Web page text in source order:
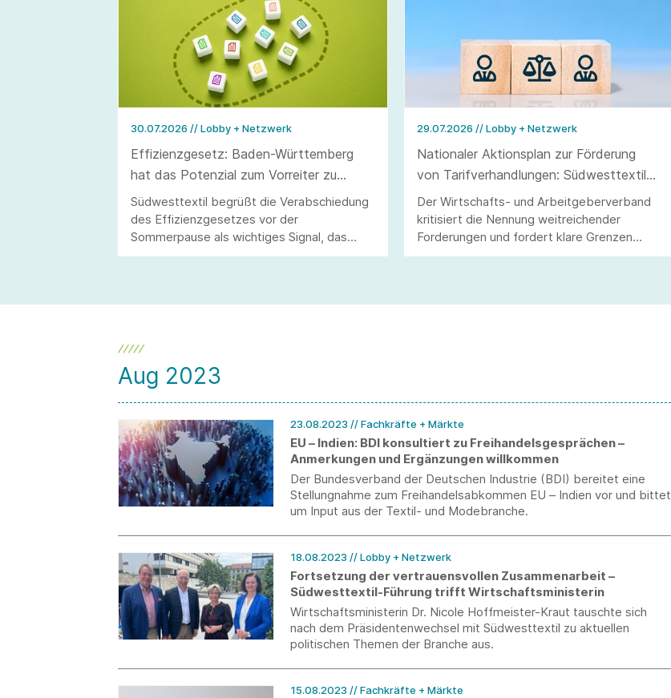
30.07.2026 // Lobby + Netzwerk
Effizienzgesetz: Baden-Württemberg
hat das Potenzial zum Vorreiter zu
werden
Südwesttextil begrüßt die Verabschiedung
des Effizienzgesetzes vor der
Sommerpause als wichtiges Signal, das
allerdings erst durch eine stringente
29.07.2026 // Lobby + Netzwerk
Nationaler Aktionsplan zur Förderung
von Tarifverhandlungen: Südwesttextil
warnt vor Eingriffen in Tarifautonomie
und Koalitionsfreiheit
Der Wirtschafts- und Arbeitgeberverband
kritisiert die Nennung weitreichender
Forderungen und fordert klare Grenzen
staatlichen Handelns.
Aug 2023
23.08.2023 // Fachkräfte + Märkte
EU – Indien: BDI konsultiert zu Freihandelsgesprächen –
Anmerkungen und Ergänzungen willkommen
Der Bundesverband der Deutschen Industrie (BDI) bereitet eine
Stellungnahme zum Freihandelsabkommen EU – Indien vor und bittet
um Input aus der Textil- und Modebranche.
18.08.2023 // Lobby + Netzwerk
Fortsetzung der vertrauensvollen Zusammenarbeit –
Südwesttextil-Führung trifft Wirtschaftsministerin
Wirtschaftsministerin Dr. Nicole Hoffmeister-Kraut tauschte sich
nach dem Präsidentenwechsel mit Südwesttextil zu aktuellen
politischen Themen der Branche aus.
15.08.2023 // Fachkräfte + Märkte